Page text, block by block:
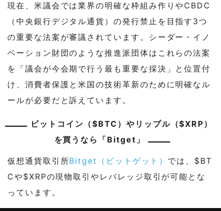
現在、米議会では業界の明確な枠組み作りやCBDC
（中央銀行デジタル通貨）の発行禁止を目指す3つ
の重要な法案が審議されています。シーダー・イノ
ベーション財団のような推進派団体はこれらの法案
を「議会が今会期で行う最も重要な採決」と位置付
け、消費者保護と米国の技術革新のために明確なル
ールが必要だと訴えています。
ビットコイン（$BTC）やリップル（$XRP）
を買うなら「Bitget」
仮想通貨取引所Bitget（ビットゲット） では、$BT
Cや$XRPの現物取引やレバレッジ取引が可能とな
っています。